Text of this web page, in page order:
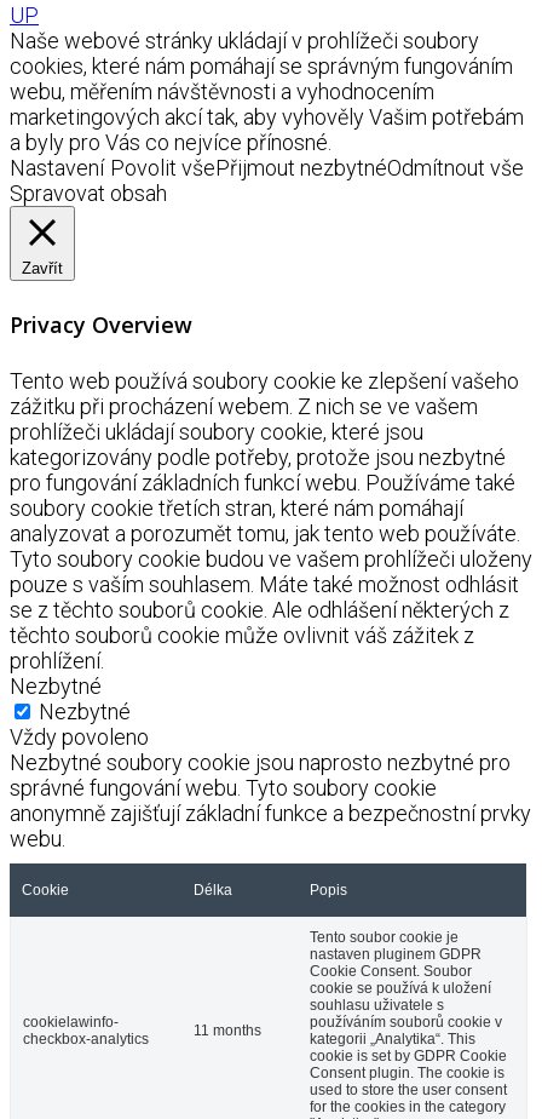
UP
Naše webové stránky ukládají v prohlížeči soubory
cookies, které nám pomáhají se správným fungováním
webu, měřením návštěvnosti a vyhodnocením
marketingových akcí tak, aby vyhověly Vašim potřebám
a byly pro Vás co nejvíce přínosné.
Nastavení Povolit všePřijmout nezbytnéOdmítnout vše
Spravovat obsah
Zavřít
Privacy Overview
Tento web používá soubory cookie ke zlepšení vašeho
zážitku při procházení webem. Z nich se ve vašem
prohlížeči ukládají soubory cookie, které jsou
kategorizovány podle potřeby, protože jsou nezbytné
pro fungování základních funkcí webu. Používáme také
soubory cookie třetích stran, které nám pomáhají
analyzovat a porozumět tomu, jak tento web používáte.
Tyto soubory cookie budou ve vašem prohlížeči uloženy
pouze s vaším souhlasem. Máte také možnost odhlásit
se z těchto souborů cookie. Ale odhlášení některých z
těchto souborů cookie může ovlivnit váš zážitek z
prohlížení.
Nezbytné
Nezbytné
Vždy povoleno
Nezbytné soubory cookie jsou naprosto nezbytné pro
správné fungování webu. Tyto soubory cookie
anonymně zajišťují základní funkce a bezpečnostní prvky
webu.
Cookie Délka Popis
cookielawinfo-
checkbox-analytics
11 months
Tento soubor cookie je
nastaven pluginem GDPR
Cookie Consent. Soubor
cookie se používá k uložení
souhlasu uživatele s
používáním souborů cookie v
kategorii „Analytika“. This
cookie is set by GDPR Cookie
Consent plugin. The cookie is
used to store the user consent
for the cookies in the category